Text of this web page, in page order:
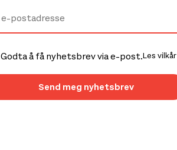
Godta å få nyhetsbrev via e-post.Les vilkår